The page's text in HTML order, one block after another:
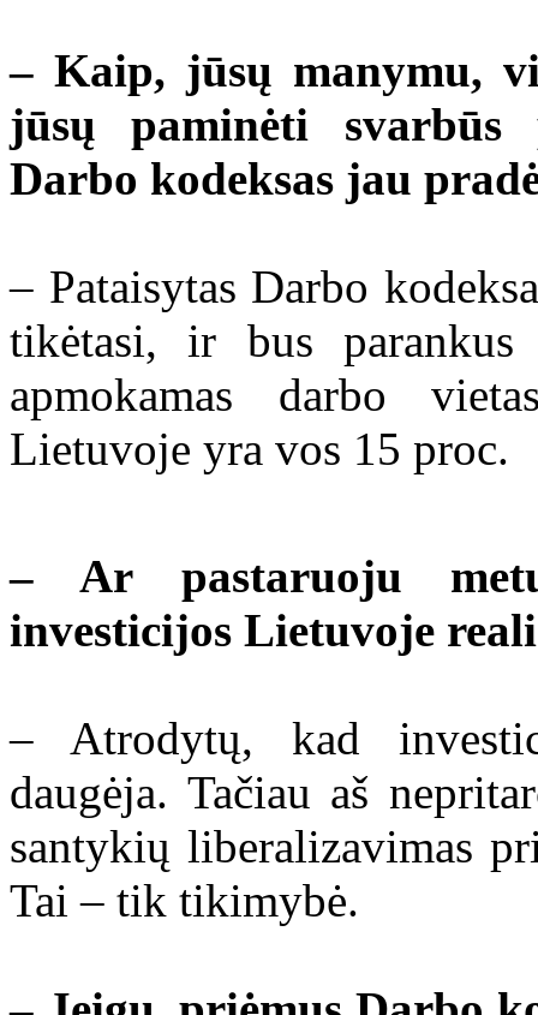
– Kaip, jūsų manymu,
jūsų paminėti
Darbo kodeksas jau
– Pataisytas Darbo
tikėtasi, ir bus
apmokamas darbo
Lietuvoje yra vos 15 proc.
– Ar pastaruoju
investicijos Lietuvoje
– Atrodytų, kad
daugėja. Tačiau aš
santykių liberalizavimas
Tai – tik tikimybė.